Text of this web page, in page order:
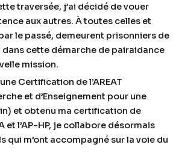
traversée, j’ai décidé de vouer
aux autres. À toutes celles et
le passé, demeurent prisonniers de
dans cette démarche de pairaidance
mission.
Certification de l’AREAT
et d’Enseignement pour une
et obtenu ma certification de
et l’AP-HP, je collabore désormais
qui m’ont accompagné sur la voie du